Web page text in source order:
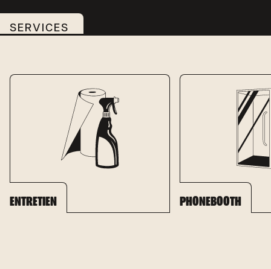
SERVICES
ENTRETIEN PHONEBOOTH